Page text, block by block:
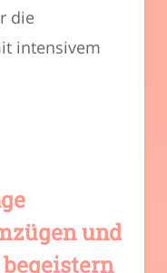
die
intensivem
und